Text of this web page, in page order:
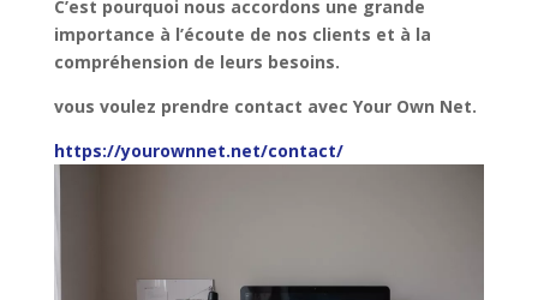
C’est pourquoi nous accordons une grande
importance à l’écoute de nos clients et à la
compréhension de leurs besoins.
vous voulez prendre contact avec Your Own Net.
https://yourownnet.net/contact/